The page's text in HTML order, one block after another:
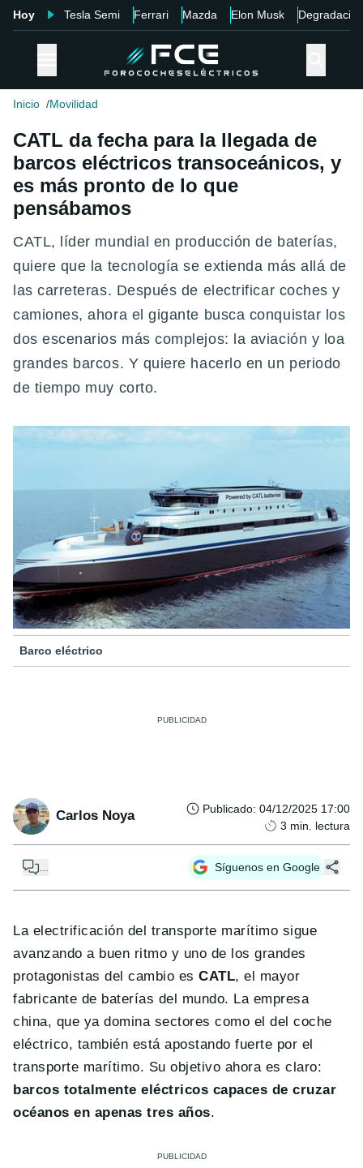
Hoy Tesla Semi Ferrari Mazda Elon Musk Degradación
Inicio Movilidad
CATL da fecha para la llegada de
barcos eléctricos transoceánicos, y
es más pronto de lo que
pensábamos
CATL, líder mundial en producción de baterías,
quiere que la tecnología se extienda más allá de
las carreteras. Después de electrificar coches y
camiones, ahora el gigante busca conquistar los
dos escenarios más complejos: la aviación y loa
grandes barcos. Y quiere hacerlo en un periodo
de tiempo muy corto.
Barco eléctrico
Carlos Noya Publicado: 04/12/2025 17:00
3 min. lectura
Síguenos en Google
La electrificación del transporte marítimo sigue
avanzando a buen ritmo y uno de los grandes
protagonistas del cambio esCATL, el mayor
fabricante de baterías del mundo. La empresa
china, que ya domina sectores como el del coche
eléctrico, también está apostando fuerte por el
transporte marítimo. Su objetivo ahora es claro:
barcos totalmente eléctricos capaces de cruzar
océanos en apenas tres años.